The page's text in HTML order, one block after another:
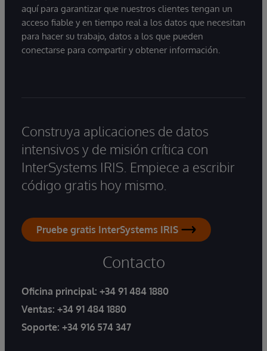
actualizada y preparada para su uso
empresarial.
aquí para garantizar que nuestros clientes tengan un
acceso fiable y en tiempo real a los datos que necesitan
para hacer su trabajo, datos a los que pueden
conectarse para compartir y obtener información.
Construya aplicaciones de datos
intensivos y de misión crítica con
InterSystems IRIS. Empiece a escribir
código gratis hoy mismo.
Pruebe gratis InterSystems IRIS
Contacto
Oficina principal: +34 91 484 1880
Ventas: +34 91 484 1880
Soporte: +34 916 574 347